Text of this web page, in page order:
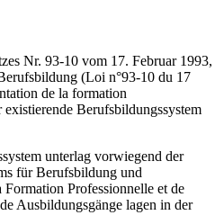
Nr. 93-10 vom 17. Februar 1993,
(Loi n°93-10 du 17
de la formation
Berufsbildungssystem
unterlag vorwiegend der
für Berufsbildung und
Professionnelle et de
Ausbildungsgänge lagen in der